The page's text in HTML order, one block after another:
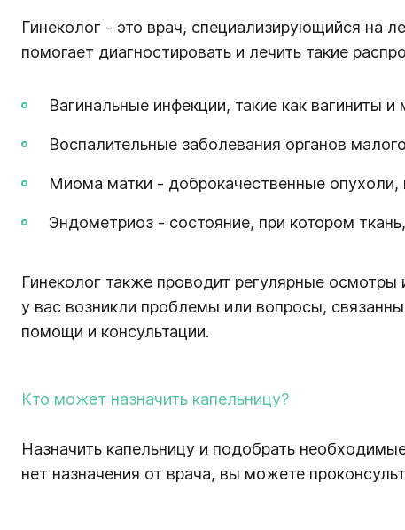
Гинеколог - это врач, специализирующийся на
помогает диагностировать и лечить такие
Вагинальные инфекции, такие как вагиниты и
Воспалительные заболевания органов
Миома матки - доброкачественные
Эндометриоз - состояние, при котором
Гинеколог также проводит регулярные
у вас возникли проблемы или вопросы,
помощи и консультации.
Кто может назначить капельницу?
Назначить капельницу и подобрать
нет назначения от врача, вы можете